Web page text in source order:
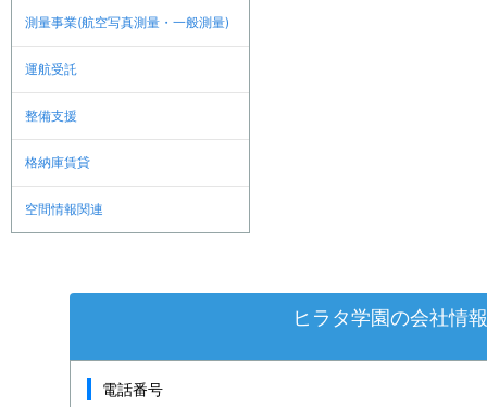
測量事業(航空写真測量・一般測量)
運航受託
整備支援
格納庫賃貸
空間情報関連
ヒラタ学園の会社情報
電話番号